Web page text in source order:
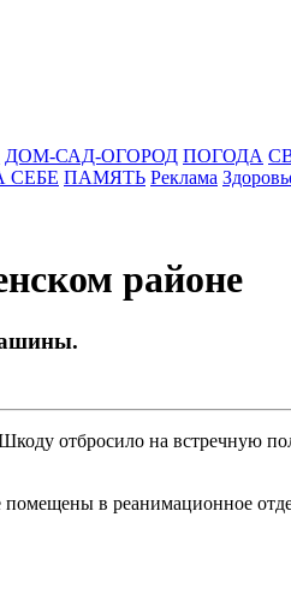
ДОМ-САД-ОГОРОД ПОГОДА
СЕБЕ ПАМЯТЬ Реклама
районе
отбросило на встречную
в реанимационное